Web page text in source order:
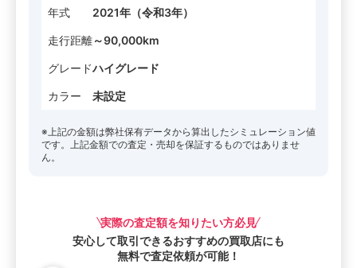
年式 2021年（令和3年）
走行距離～90,000km
グレードハイグレード
カラー 未設定
※上記の金額は弊社保有データから算出したシミュレーション値
です。上記金額での査定・売却を保証するものではありませ
ん。
実際の査定額を知りたい方必見
安心して取引できるおすすめの買取店にも
無料で査定依頼が可能！